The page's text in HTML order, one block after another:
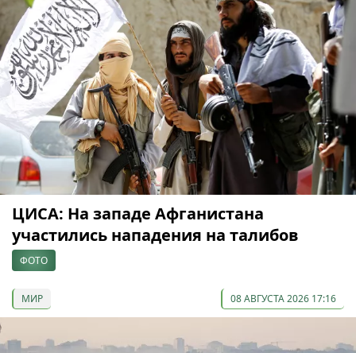
ЦИСА: На западе Афганистана
участились нападения на талибов
ФОТО
МИР 08 АВГУСТА 2026 17:16